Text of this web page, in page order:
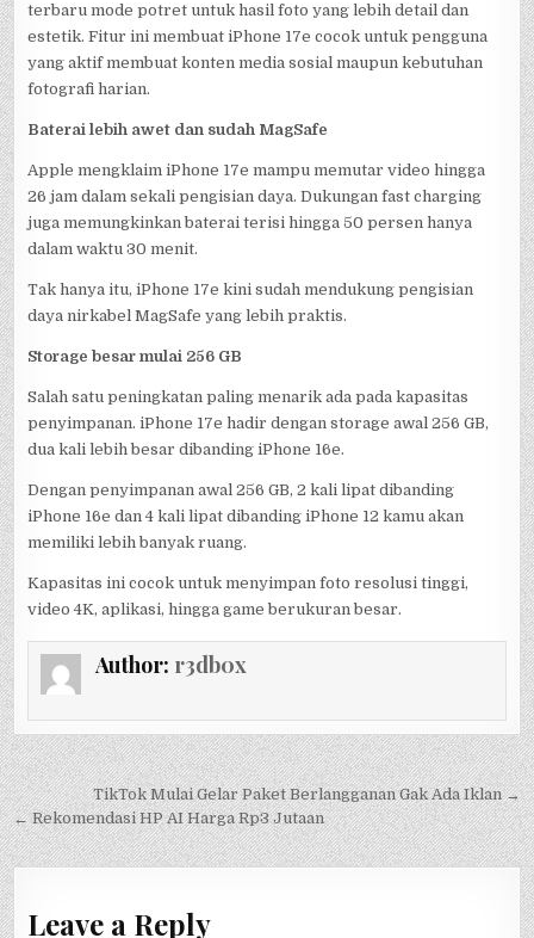
terbaru mode potret untuk hasil foto yang lebih detail dan
estetik. Fitur ini membuat iPhone 17e cocok untuk pengguna
yang aktif membuat konten media sosial maupun kebutuhan
fotografi harian.
Baterai lebih awet dan sudah MagSafe
Apple mengklaim iPhone 17e mampu memutar video hingga
26 jam dalam sekali pengisian daya. Dukungan fast charging
juga memungkinkan baterai terisi hingga 50 persen hanya
dalam waktu 30 menit.
Tak hanya itu, iPhone 17e kini sudah mendukung pengisian
daya nirkabel MagSafe yang lebih praktis.
Storage besar mulai 256 GB
Salah satu peningkatan paling menarik ada pada kapasitas
penyimpanan. iPhone 17e hadir dengan storage awal 256 GB,
dua kali lebih besar dibanding iPhone 16e.
Dengan penyimpanan awal 256 GB, 2 kali lipat dibanding
iPhone 16e dan 4 kali lipat dibanding iPhone 12 kamu akan
memiliki lebih banyak ruang.
Kapasitas ini cocok untuk menyimpan foto resolusi tinggi,
video 4K, aplikasi, hingga game berukuran besar.
Author: r3db0x
Post
navigation
TikTok Mulai Gelar Paket Berlangganan Gak Ada Iklan →
← Rekomendasi HP AI Harga Rp3 Jutaan
Leave a Reply